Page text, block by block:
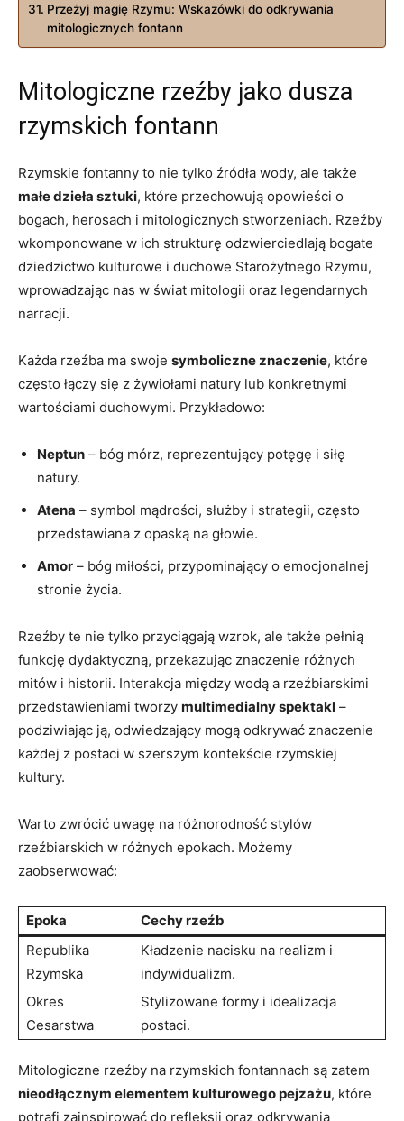
Przeżyj magię Rzymu: Wskazówki do odkrywania
mitologicznych fontann
Mitologiczne rzeźby jako dusza
rzymskich fontann
Rzymskie fontanny to nie tylko źródła wody, ale także
małe dzieła sztuki, które przechowują opowieści o
bogach, herosach i mitologicznych stworzeniach. Rzeźby
wkomponowane w ich strukturę odzwierciedlają bogate
dziedzictwo kulturowe i duchowe Starożytnego Rzymu,
wprowadzając nas w świat mitologii oraz legendarnych
narracji.
Każda rzeźba ma swoje symboliczne znaczenie, które
często łączy się z żywiołami natury lub konkretnymi
wartościami duchowymi. Przykładowo:
Neptun – bóg mórz, reprezentujący potęgę i siłę
natury.
Atena – symbol mądrości, służby i strategii, często
przedstawiana z opaską na głowie.
Amor – bóg miłości, przypominający o emocjonalnej
stronie życia.
Rzeźby te nie tylko przyciągają wzrok, ale także pełnią
funkcję dydaktyczną, przekazując znaczenie różnych
mitów i historii. Interakcja między wodą a rzeźbiarskimi
przedstawieniami tworzy multimedialny spektakl –
podziwiając ją, odwiedzający mogą odkrywać znaczenie
każdej z postaci w szerszym kontekście rzymskiej
kultury.
Warto zwrócić uwagę na różnorodność stylów
rzeźbiarskich w różnych epokach. Możemy
zaobserwować:
Epoka
Cechy rzeźb
Republika
Rzymska
Kładzenie nacisku na realizm i
indywidualizm.
Okres
Cesarstwa
Stylizowane formy i idealizacja
postaci.
Mitologiczne rzeźby na rzymskich fontannach są zatem
nieodłącznym elementem kulturowego pejzażu, które
potrafi zainspirować do refleksji oraz odkrywania